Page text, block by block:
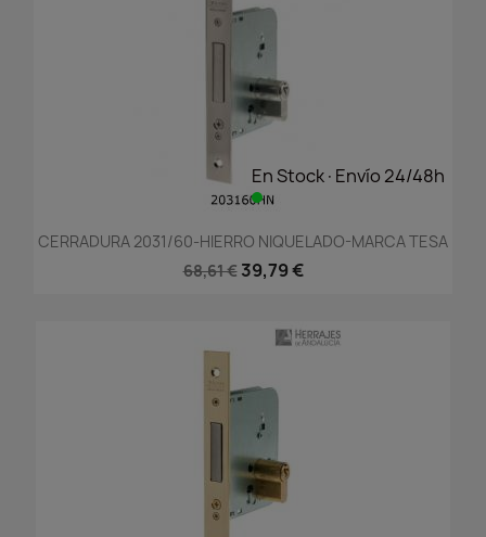
En Stock·Envío 24/48h
CERRADURA 2031/60-HIERRO NIQUELADO-MARCA TESA
68,61 € 39,79 €